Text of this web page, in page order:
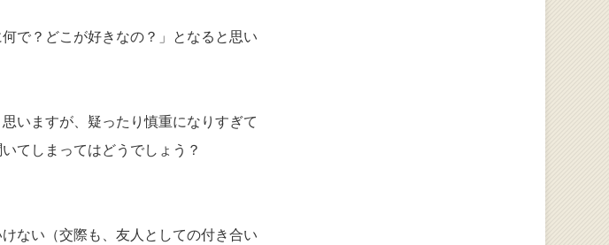
で？どこが好きなの？」となると思い
いますが、疑ったり慎重になりすぎて
てしまってはどうでしょう？
ない（交際も、友人としての付き合い